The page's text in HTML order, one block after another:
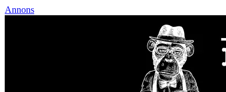
Annons